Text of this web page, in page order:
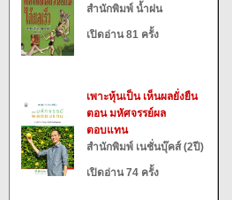
สำนักพิมพ์ น้ำฝน
เปิดอ่าน 81 ครั้ง
เพาะหุ้นเป็น เห็นผลยั่งยืน
ตอน มหัศจรรย์ผล
ตอบแทน
สำนักพิมพ์ เนชั่นบุ๊คส์ (2ปี)
เปิดอ่าน 74 ครั้ง